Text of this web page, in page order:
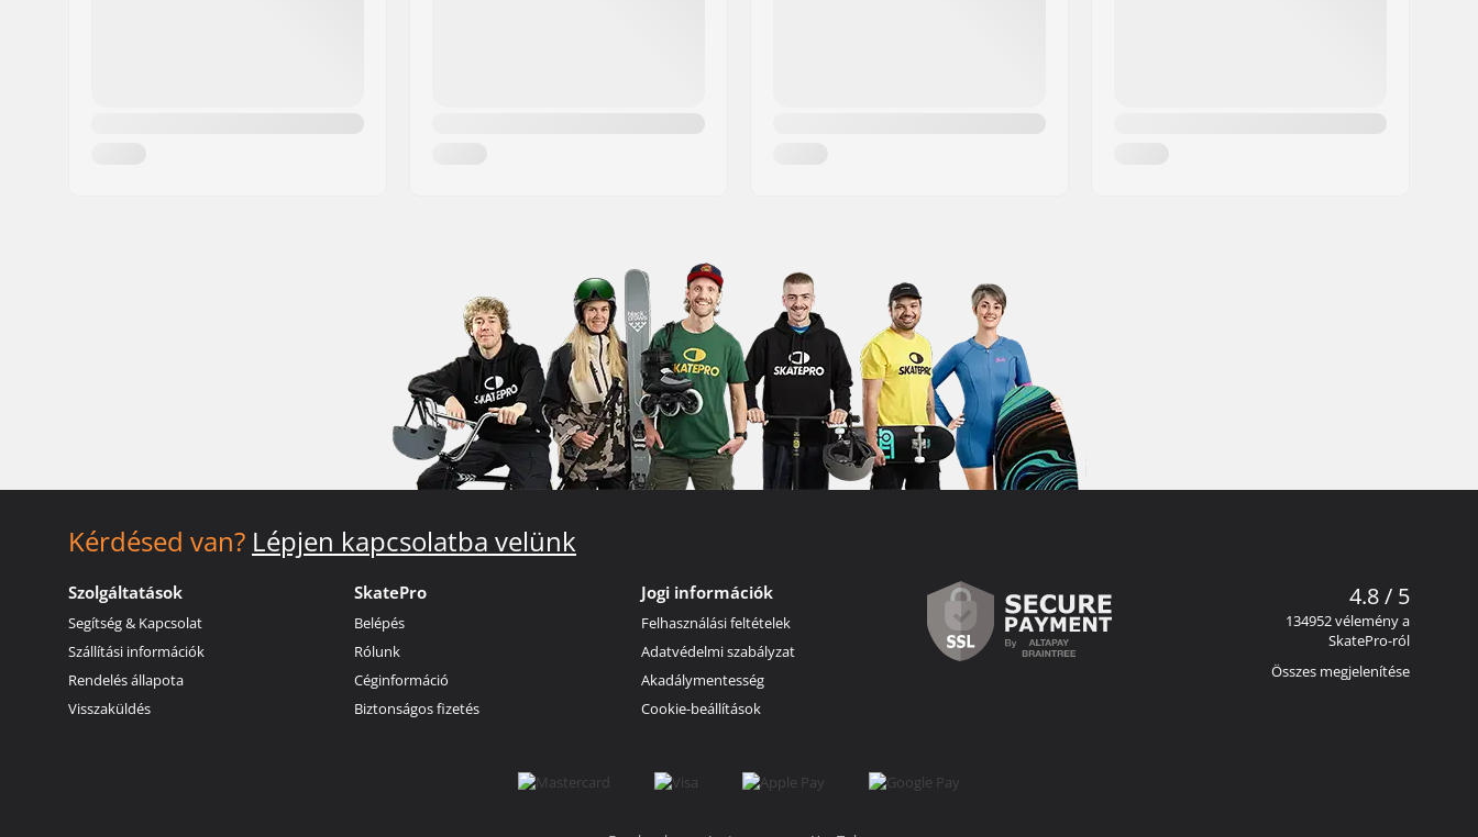
Kérdésed van? Lépjen kapcsolatba velünk
Szolgáltatások
Segítség & Kapcsolat
Szállítási információk
Rendelés állapota
Visszaküldés
SkatePro
Belépés
Rólunk
Céginformáció
Biztonságos fizetés
Jogi információk
Felhasználási feltételek
Adatvédelmi szabályzat
Akadálymentesség
Cookie-beállítások
4.8 / 5
134952 vélemény a
SkatePro-ról
Összes megjelenítése